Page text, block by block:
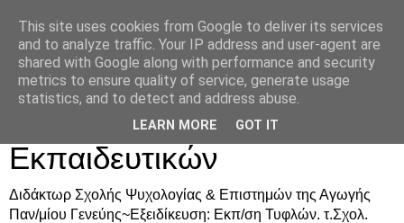
Δρ. Ράνια Χιουρέα-
Συμβουλευτική &
Υποστήριξη Γονέων &
Εκπαιδευτικών
Διδάκτωρ Σχολής Ψυχολογίας & Επιστημών της Αγωγής
Παν/μίου Γενεύης~Εξειδίκευση: Εκπ/ση Τυφλών. τ.Σχολ.
This site uses cookies from Google to deliver its services
and to analyze traffic. Your IP address and user-agent are
shared with Google along with performance and security
metrics to ensure quality of service, generate usage
statistics, and to detect and address abuse.
LEARN MORE GOT IT